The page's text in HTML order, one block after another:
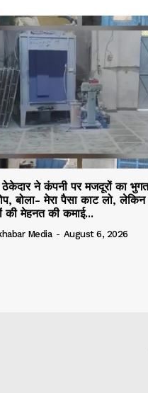
ने कंपनी पर मजदूरों का
बोला- मेरा पैसा काट लो,
की मेहनत की कमाई...
Media - August 6, 2026